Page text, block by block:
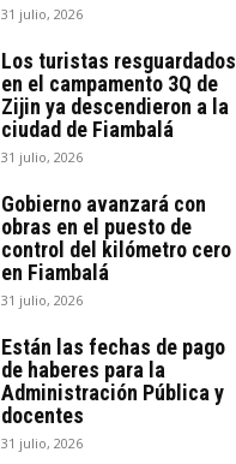
31 julio, 2026
Los turistas resguardados
en el campamento 3Q de
Zijin ya descendieron a la
ciudad de Fiambalá
31 julio, 2026
Gobierno avanzará con
obras en el puesto de
control del kilómetro cero
en Fiambalá
31 julio, 2026
Están las fechas de pago
de haberes para la
Administración Pública y
docentes
31 julio, 2026